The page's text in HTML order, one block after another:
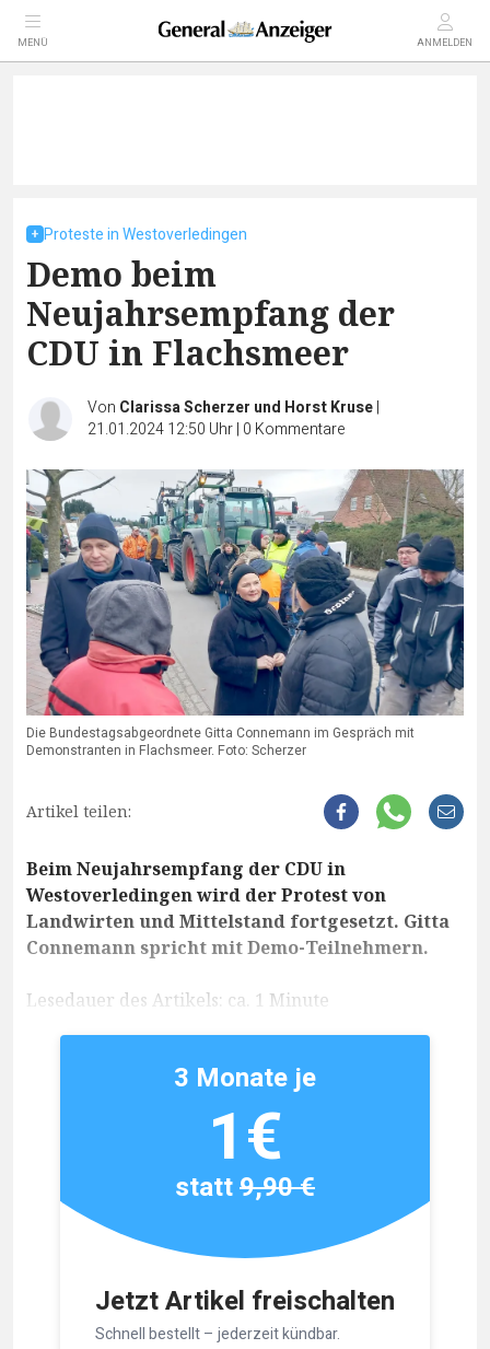
MENÜ ANMELDEN
Proteste in Westoverledingen
Demo beim
Neujahrsempfang der
CDU in Flachsmeer
Von Clarissa Scherzer und Horst Kruse|
21.01.2024 12:50 Uhr| 0 Kommentare
Die Bundestagsabgeordnete Gitta Connemann im Gespräch mit
Demonstranten in Flachsmeer. Foto: Scherzer
Artikel teilen:
Beim Neujahrsempfang der CDU in
Westoverledingen wird der Protest von
Landwirten und Mittelstand fortgesetzt. Gitta
Connemann spricht mit Demo-Teilnehmern.
Lesedauer des Artikels: ca. 1 Minute
Jetzt Artikel freischalten
Schnell bestellt – jederzeit kündbar.
3 Monate je
1€
statt9,90 €